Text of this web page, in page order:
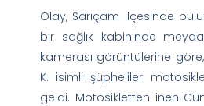
Olay, Sarıçam ilçesinde
bir sağlık kabininde
kamerası görüntülerine
K. isimli şüpheliler
geldi. Motosikletten inen